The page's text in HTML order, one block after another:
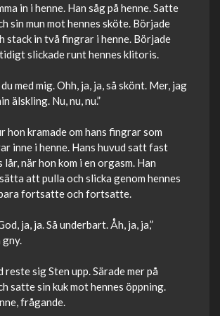
in i henne. Han såg på henne. Satte
sin mun mot hennes sköte. Började
stack in två fingrar i henne. Började
slickade runt hennes klitoris.
med mig. Ohh, ja, ja, så skönt. Mer, jag
älskling. Nu, nu, nu.”
hon kramade om hans fingrar som
inne i henne. Hans huvud satt fast
lår, när hon kom i en orgasm. Han
att pulla och slicka genom hennes
fortsatte och fortsatte.
ja, ja. Så underbart. Åh, ja, ja,”
reste sig Sten upp. Särade mer på
satte sin kuk mot hennes öppning.
frågande.